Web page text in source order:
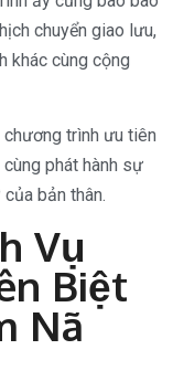
chuyển giao lưu,
khác cùng cộng
trình ưu tiên
phát hành sự
bản thân.
Vụ
Biệt
Nã